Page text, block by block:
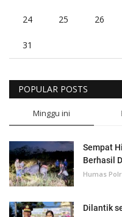
24 25 26
31
POPULAR POSTS
Minggu ini
Sempat
Berhasil
Humas
Dilantik